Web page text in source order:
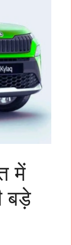
में
बड़े